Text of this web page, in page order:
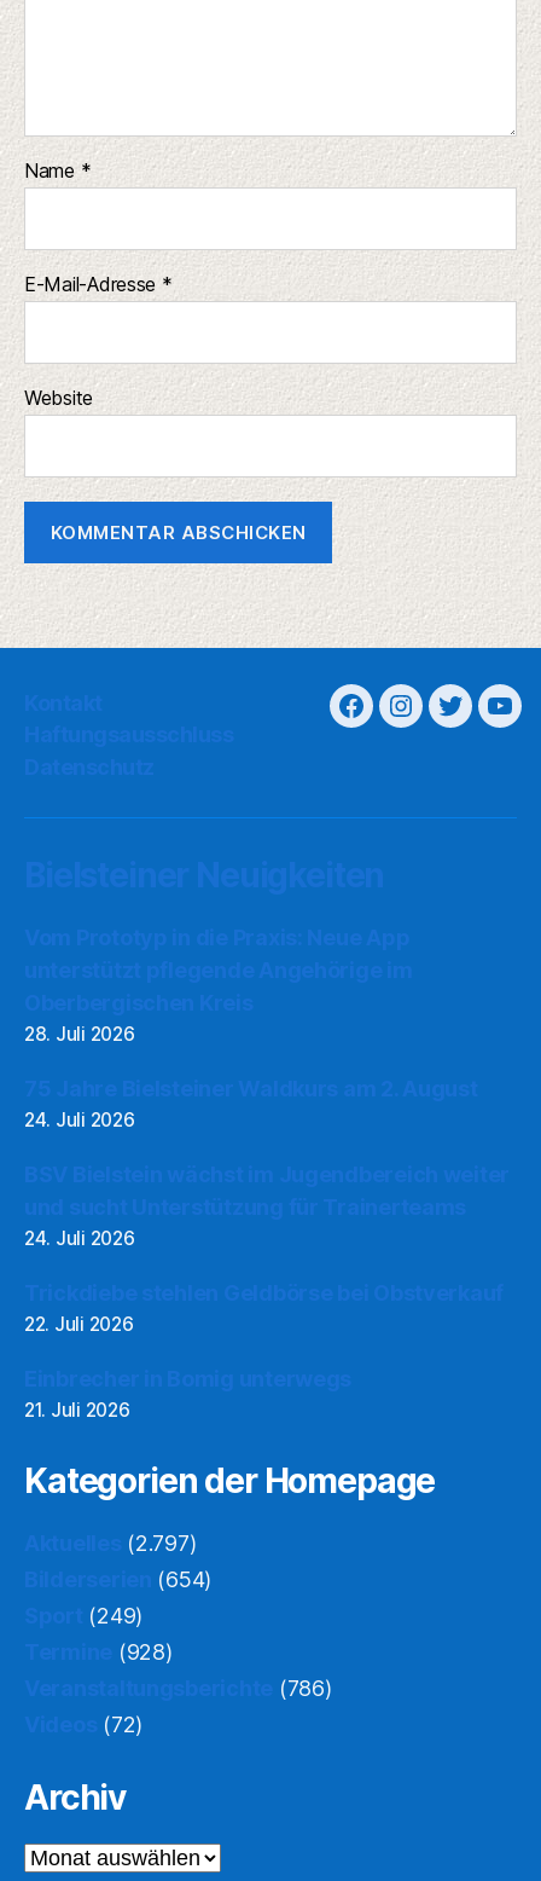
Name *
E-Mail-Adresse *
Website
28. Juli 2026
24. Juli 2026
24. Juli 2026
22. Juli 2026
21. Juli 2026
Kategorien der Homepage
(2.797)
(654)
(249)
(928)
(786)
(72)
Archiv
Archiv